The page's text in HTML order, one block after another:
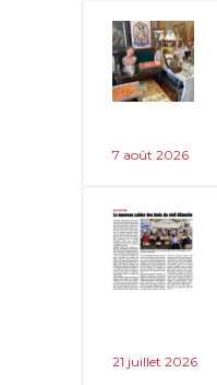
7 août 2026
21 juillet 2026